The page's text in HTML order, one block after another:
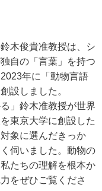
木俊貴准教授は、シ
自の「言葉」を持つ
年に「動物言語
設しました。
」鈴木准教授が世界
東京大学に創設した
象に選んだきっか
伺いました。動物の
たちの理解を根本か
をぜひご覧くださ